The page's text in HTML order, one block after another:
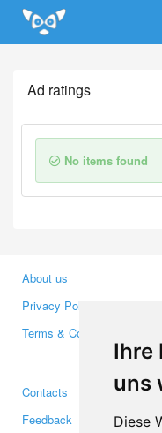
Ihre
uns
Diese
Update cookies preferences
Ad ratings
No items found
About us
Privacy Policy
Terms & Conditions
Contacts
Feedback